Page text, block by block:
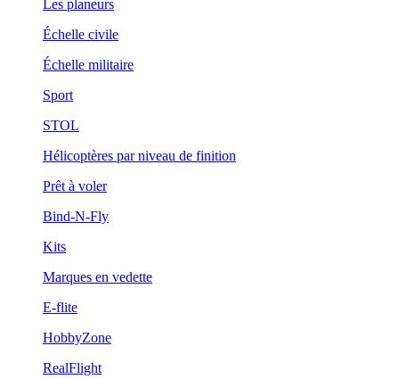
Les planeurs
Échelle civile
Échelle militaire
Sport
STOL
Hélicoptères par niveau de finition
Prêt à voler
Bind-N-Fly
Kits
Marques en vedette
E-flite
HobbyZone
RealFlight